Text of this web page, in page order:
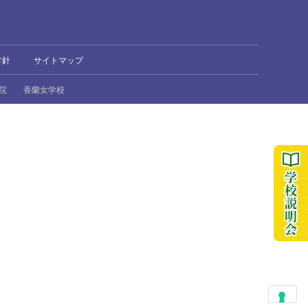
針 サイトマップ
香蘭女学校